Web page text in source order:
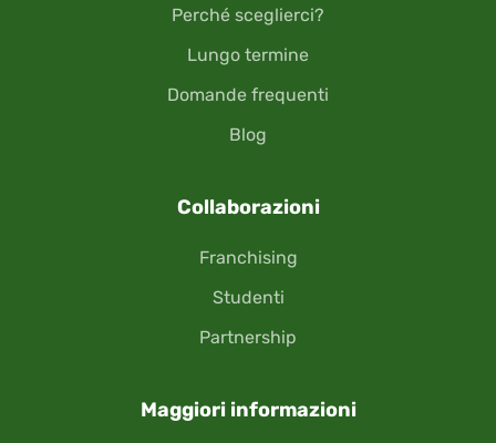
Perché sceglierci?
Lungo termine
Domande frequenti
Blog
Collaborazioni
Franchising
Studenti
Partnership
Maggiori informazioni